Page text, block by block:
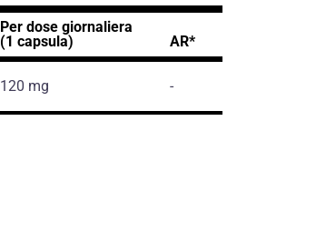
Per dose giornaliera
(1 capsula)
AR*
120 mg -